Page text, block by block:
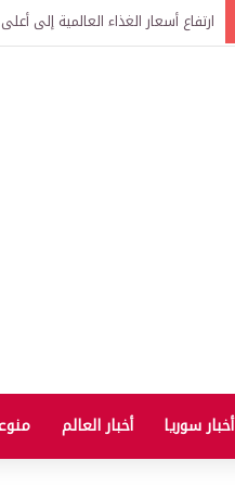
الأسواق العالمية تترقب تقرير
أخبار سوريا أخبار العالم